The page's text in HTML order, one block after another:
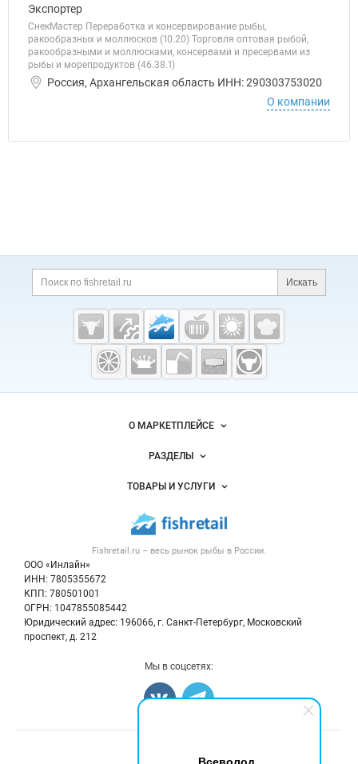
Всеволод
Экспортер
СнекМастер Переработка и консервирование рыбы,
ракообразных и моллюсков (10.20) Торговля оптовая рыбой,
ракообразными и моллюсками, консервами и пресервами из
рыбы и морепродуктов (46.38.1)
Россия, Архангельская область ИНН: 290303753020
О компании
Дополнительная информация
Поиск по сайту и
Искать
Cсылки на полезные проекты
Fishretail.ru —
рыба,
морепродукты
Важные разделы и контакты
Fishretail.ru – весь рынок рыбы в России.
ООО «Инлайн»
ИНН: 7805355672
КПП: 780501001
ОГРН: 1047855085442
Юридический адрес: 196066, г. Санкт-Петербург, Московский
проспект, д. 212
Навигация по сайтуО МАРКЕТПЛЕЙСЕ
Новости Fishretail.ru
Размещение рекламы
Публичная оферта
Контактная информация
Политика обработки персональных данных
РАЗДЕЛЫ
Объявления
Новости рынка
Блог
ТОВАРЫ И УСЛУГИ
Рыба
Икра
Мы в соцсетях:
Счетчики, авторское право, логотипы